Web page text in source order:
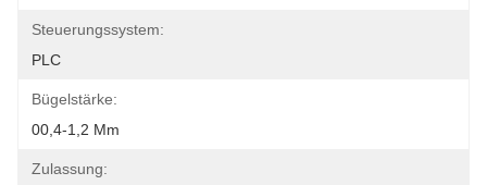
Steuerungssystem:
PLC
Bügelstärke:
00,4-1,2 Mm
Zulassung: